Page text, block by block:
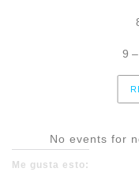
9
No events for
Me gusta esto: